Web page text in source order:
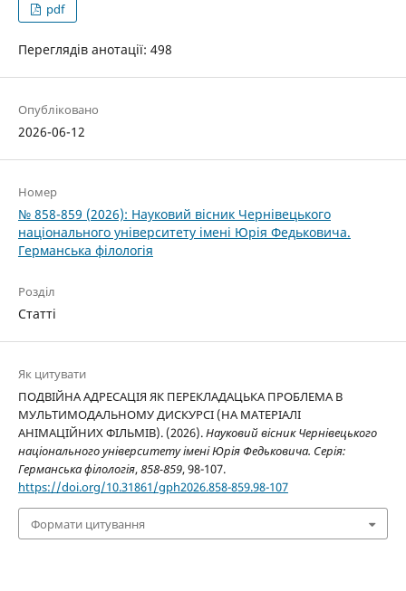
pdf
Переглядів анотації: 498
Опубліковано
2026-06-12
Номер
№ 858-859 (2026): Науковий вісник Чернівецького
національного університету імені Юрія Федьковича.
Германська філологія
Розділ
Статті
Як цитувати
ПОДВІЙНА АДРЕСАЦІЯ ЯК ПЕРЕКЛАДАЦЬКА ПРОБЛЕМА В
МУЛЬТИМОДАЛЬНОМУ ДИСКУРСІ (НА МАТЕРІАЛІ
АНІМАЦІЙНИХ ФІЛЬМІВ). (2026).Науковий вісник Чернівецького
національного університету імені Юрія Федьковича. Серія:
Германська філологія,858-859, 98-107.
https://doi.org/10.31861/gph2026.858-859.98-107
Формати цитування